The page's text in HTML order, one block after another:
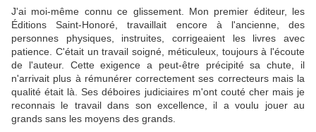
J'ai moi-même connu ce glissement. Mon premier éditeur, les
Éditions Saint-Honoré, travaillait encore à l'ancienne, des
personnes physiques, instruites, corrigeaient les livres avec
patience. C'était un travail soigné, méticuleux, toujours à l'écoute
de l'auteur. Cette exigence a peut-être précipité sa chute, il
n'arrivait plus à rémunérer correctement ses correcteurs mais la
qualité était là. Ses déboires judiciaires m'ont couté cher mais je
reconnais le travail dans son excellence, il a voulu jouer au
grands sans les moyens des grands.